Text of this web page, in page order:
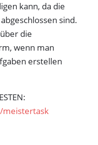
kann, da die
sind.
die
wenn man
erstellen
meistertask